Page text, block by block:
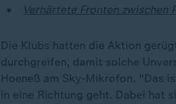
Verhärtete Fronten zwischen
Die Klubs hatten die Aktion
durchgreifen, damit solche
Hoeneß am Sky-Mikrofon. "Das
in eine Richtung geht. Dabei hat